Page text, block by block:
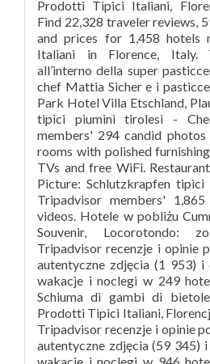
Prodotti Tipici Italiani,
Find 22,328 traveler reviews,
and prices for 1,458 hotels
Italiani in Florence, Italy.
all’interno della super
chef Mattia Sicher e i
Park Hotel Villa Etschland,
tipici piumini tirolesi -
members' 294 candid photos
rooms with polished
TVs and free WiFi.
Picture: Schlutzkrapfen
Tripadvisor members'
videos. Hotele w pobliżu
Souvenir, Locorotondo:
Tripadvisor recenzje i opinie
autentyczne zdjęcia (1 953) i
wakacje i noclegi w 249
Schiuma di gambi di
Prodotti Tipici Italiani,
Tripadvisor recenzje i opinie
autentyczne zdjęcia (59 345)